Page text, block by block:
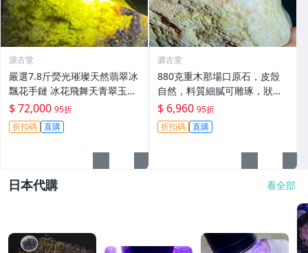
源古堂
嚴選7.8斤熒光璀璨天然翡翠冰
飄花手鏈 冰花飛舞天青翠玉br
acelet 翡翠手鏈 翡翠bracelet
$ 72,000 95折
折扣碼 直購
源古堂
880克重木那場口原石，皮殼
自然，料質細膩可雕琢，狀態
優良適合作為手鐲或收藏，嚴
選天然A貨翡翠#天然翡翠 A貨
翡翠 手鐲原料
$ 6,960 95折
折扣碼 直購
日本代購 看全部